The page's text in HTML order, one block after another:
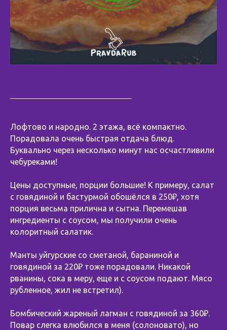
Лофтово и народно. 2 этажа, всё компактно.
Порадовала очень быстрая отдача блюд.
Буквально через несколько минут нас осчастливили
чебуреками!
Цены доступные, порции большие! К примеру, салат
с говядиной и бастурмой обошёлся в 250₽, хотя
порция весьма прилична и сытна. Перемешав
ингредиенты с соусом, мы получили очень
колоритный салатик.
Манты уйгурские со сметаной, бараниной и
говядиной за 220₽ тоже порадовали. Никакой
рванины, сока в меру, еще и с соусом подают. Мясо
рубленное, жил не встретил).
Бомбический жареный лагман с говядиной за 360₽.
Повар слегка влюбился в меня (солоновато), но